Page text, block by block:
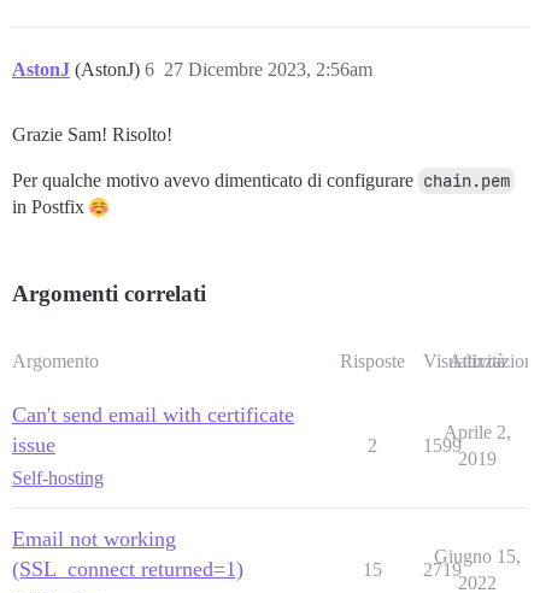
AstonJ (AstonJ) 27 Dicembre 2023, 2:56am
6
Grazie Sam! Risolto!
Per qualche motivo avevo dimenticato di configurare chain.pem
in Postfix
Argomenti correlati
Argomento Risposte Visualizzazioni
Attività
Can't send email with certificate
issue
Self-hosting
2 1599
Aprile 2,
2019
Email not working
(SSL_connect returned=1)
15 2719
Giugno 15,
2022